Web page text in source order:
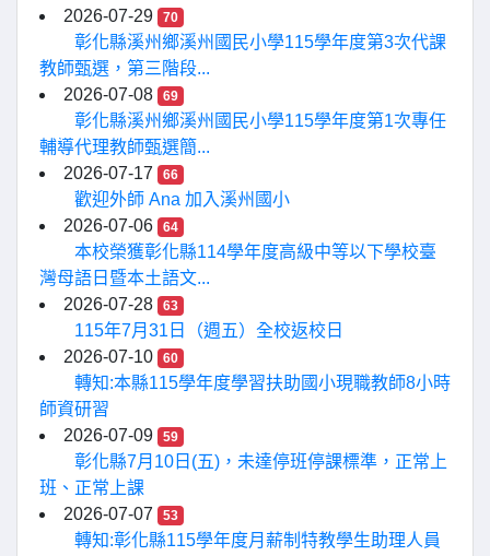
2026-07-29
70
彰化縣溪州鄉溪州國民小學115學年度第3次代課
教師甄選，第三階段...
2026-07-08
69
彰化縣溪州鄉溪州國民小學115學年度第1次專任
輔導代理教師甄選簡...
2026-07-17
66
歡迎外師 Ana 加入溪州國小
2026-07-06
64
本校榮獲彰化縣114學年度高級中等以下學校臺
灣母語日暨本土語文...
2026-07-28
63
115年7月31日（週五）全校返校日
2026-07-10
60
轉知:本縣115學年度學習扶助國小現職教師8小時
師資研習
2026-07-09
59
彰化縣7月10日(五)，未達停班停課標準，正常上
班、正常上課
2026-07-07
53
轉知:彰化縣115學年度月薪制特教學生助理人員